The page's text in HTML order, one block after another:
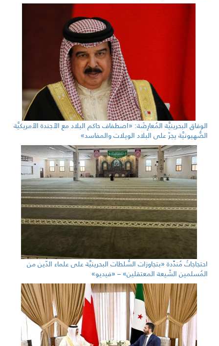
الوفاق البحرينيَّة المُعارِضَة: «اصطفاف حاكم البلاد مع الأجندة الأمريكيَّة
الصُّهيونيَّة يجرّ على البلاد الويلات والمفاسد»
احتجاجاتٌ مُندِّدة «بتجاوزات السُّلطات البحرينيَّة على علماء الدّين من
المُسلمين الشّيعة المعتقلين» – «فيديو»